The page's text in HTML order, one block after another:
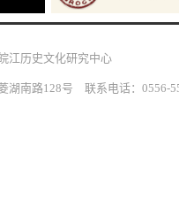
江历史文化研究中心
湖南路128号 联系电话：0556-